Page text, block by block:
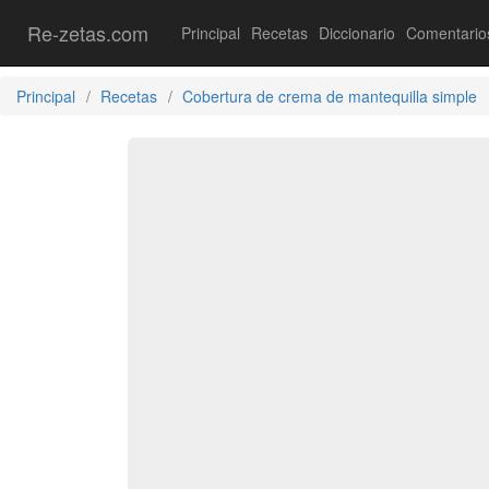
Re-zetas.com Principal Recetas Diccionario
Principal Recetas Cobertura de crema de mantequilla simple